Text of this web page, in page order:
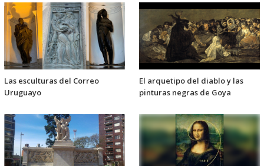
Las esculturas del Correo
Uruguayo
El arquetipo del diablo y las
pinturas negras de Goya